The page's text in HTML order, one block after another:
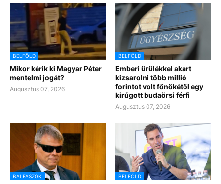
BELFÖLD
Mikor kérik ki Magyar Péter
mentelmi jogát?
Augusztus 07, 2026
BELFÖLD
Emberi ürülékkel akart
kizsarolni több millió
forintot volt főnökétől egy
kirúgott budaörsi férfi
Augusztus 07, 2026
BALFASZOK BELFÖLD